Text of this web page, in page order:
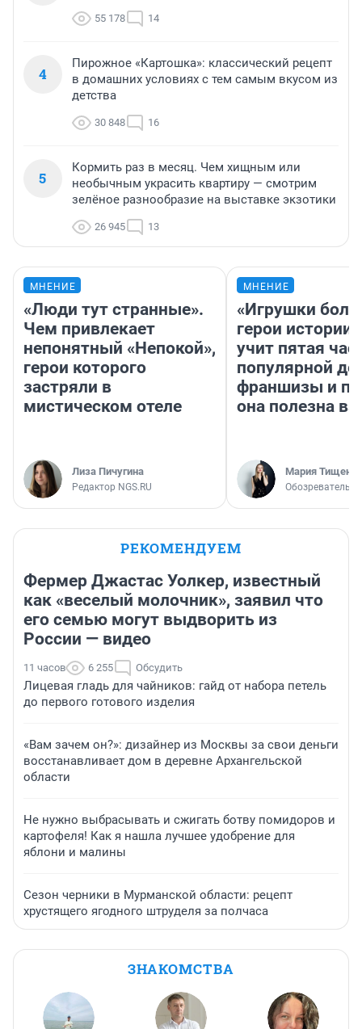
55 178 14
4
Пирожное «Картошка»: классический рецепт
в домашних условиях с тем самым вкусом из
детства
30 848 16
5
Кормить раз в месяц. Чем хищным или
необычным украсить квартиру — смотрим
зелёное разнообразие на выставке экзотики
26 945 13
МНЕНИЕ
«Люди тут странные».
Чем привлекает
непонятный «Непокой»,
герои которого
застряли в
мистическом отеле
Лиза Пичугина
Редактор NGS.RU
МНЕНИЕ
«Игрушки
герои
учит пятая
популярной
франшизы и
она полезна
Мария Тищенко
Обозреватель
РЕКОМЕНДУЕМ
Фермер Джастас Уолкер, известный
как «веселый молочник», заявил что
его семью могут выдворить из
России — видео
11 часов 6 255 Обсудить
Лицевая гладь для чайников: гайд от набора петель
до первого готового изделия
«Вам зачем он?»: дизайнер из Москвы за свои деньги
восстанавливает дом в деревне Архангельской
области
Не нужно выбрасывать и сжигать ботву помидоров и
картофеля! Как я нашла лучшее удобрение для
яблони и малины
Сезон черники в Мурманской области: рецепт
хрустящего ягодного штруделя за полчаса
ЗНАКОМСТВА